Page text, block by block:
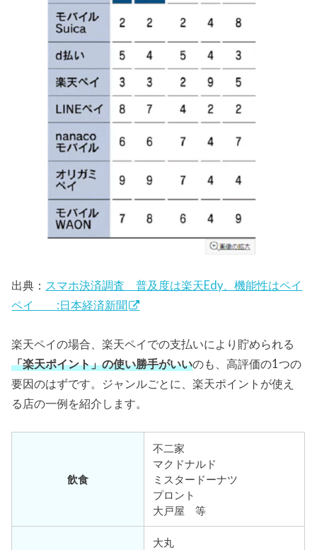
出典： スマホ決済調査 普及度は楽天Edy、機能性はペイ
ペイ :日本経済新聞
楽天ペイの場合、楽天ペイでの支払いにより貯められる
「楽天ポイント」の使い勝手がいいのも、高評価の1つの
要因のはずです。ジャンルごとに、楽天ポイントが使え
る店の一例を紹介します。
飲食
不二家
マクドナルド
ミスタードーナツ
プロント
大戸屋 等
大丸